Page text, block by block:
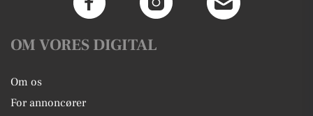
OM VORES DIGITAL
Om os
For annoncører